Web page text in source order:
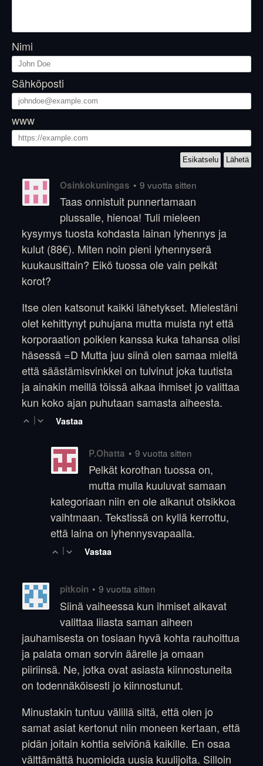
Nimi
Sähköposti
www
Osinkokuningas • 9 vuotta sitten
Taas onnistuit punnertamaan
plussalle, hienoa! Tuli mieleen
kysymys tuosta kohdasta lainan lyhennys ja
kulut (88€). Miten noin pieni lyhennyserä
kuukausittain? Eikö tuossa ole vain pelkät
korot?
Itse olen katsonut kaikki lähetykset. Mielestäni
olet kehittynyt puhujana mutta muista nyt että
korporaation poikien kanssa kuka tahansa olisi
häsessä =D Mutta juu siinä olen samaa mieltä
että säästämisvinkkei on tulvinut joka tuutista
ja ainakin meillä töissä alkaa ihmiset jo valittaa
kun koko ajan puhutaan samasta aiheesta.
| Vastaa
P.Ohatta • 9 vuotta sitten
Pelkät korothan tuossa on,
mutta mulla kuuluvat samaan
kategoriaan niin en ole alkanut otsikkoa
vaihtmaan. Tekstissä on kyllä kerrottu,
että laina on lyhennysvapaalla.
| Vastaa
pitkoin • 9 vuotta sitten
Siinä vaiheessa kun ihmiset alkavat
valittaa liiasta saman aiheen
jauhamisesta on tosiaan hyvä kohta rauhoittua
ja palata oman sorvin äärelle ja omaan
piiriinsä. Ne, jotka ovat asiasta kiinnostuneita
on todennäköisesti jo kiinnostunut.
Minustakin tuntuu välillä siltä, että olen jo
samat asiat kertonut niin moneen kertaan, että
pidän joitain kohtia selviönä kaikille. En osaa
välttämättä huomioida uusia kuulijoita. Silloin